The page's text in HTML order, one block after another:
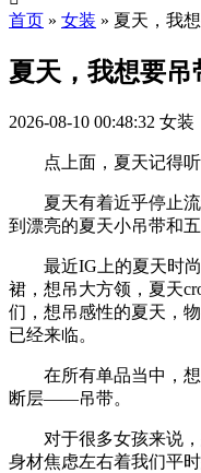
首页 » 女装 » 夏天，我
夏天，我想要吊
2026-08-10 00:48:32 女装
点上面，夏天记得听
夏天有着近乎停止流
到漂亮的夏天小吊带和
最近IG上的夏天时尚
裙，想吊大方领，夏天
们，想吊感性的夏天，
已经来临。
在所有单品当中，想
断层——吊带。
对于很多女孩来说，
身材焦虑左右着我们平